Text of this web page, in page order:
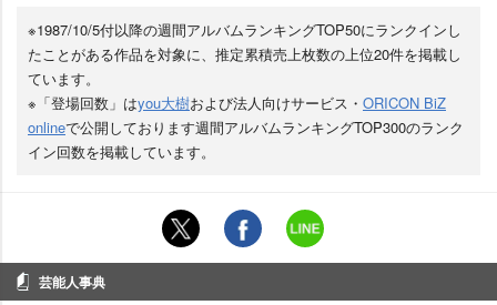
※1987/10/5付以降の週間アルバムランキングTOP50にランクインし
たことがある作品を対象に、推定累積売上枚数の上位20件を掲載し
ています。
※「登場回数」はyou大樹および法人向けサービス・ ORICON BiZ
onlineで公開しております週間アルバムランキングTOP300のランク
イン回数を掲載しています。
芸能人事典